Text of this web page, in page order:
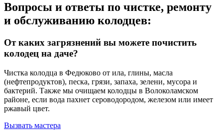
Вопросы и ответы по чистке, ремонту
и обслуживанию колодцев:
От каких загрязнений вы можете почистить
колодец на даче?
Чистка колодца в Федюково от ила, глины, масла
(нефтепродуктов), песка, грязи, запаха, зелени, мусора и
бактерий. Также мы очищаем колодцы в Волоколамском
районе, если вода пахнет сероводородом, железом или имеет
ржавый цвет.
Вызвать мастера